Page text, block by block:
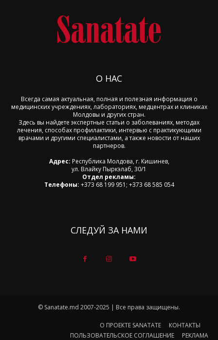
О НАС
Всегда самая актуальная, полная и полезная информация о
медицинских учреждениях, лабораториях, медцентрах и клиниках
Молдовы и других стран.
Здесь вы найдете экспертные статьи о заболеваниях, методах
лечения, способах профилактики, интервью с практикующими
врачами и другими специалистами, а также новости от наших
партнеров.
Адрес: Республика Молдова, г. Кишинев,
ул. Влайку Пыркэлаб, 30/1
Отдел рекламы:
Телефоны: +373 68 199 951; +373 68 585 054
СЛЕДУЙ ЗА НАМИ
© Sanatate.md 2007-2025 | Все права защищены.
О ПРОЕКТЕ SANATATE
КОНТАКТЫ
ПОЛЬЗОВАТЕЛЬСКОЕ СОГЛАШЕНИЕ
РЕКЛАМА